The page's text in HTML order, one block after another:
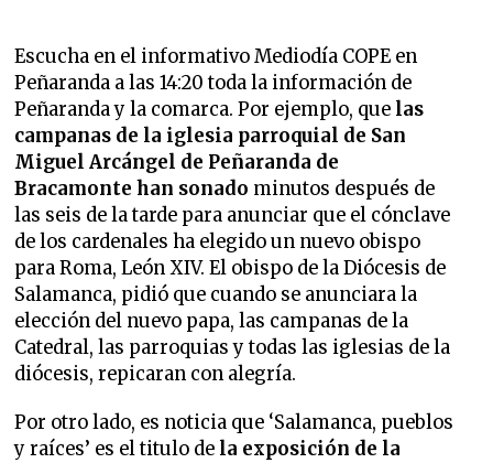
Escucha en el informativo Mediodía COPE en
Peñaranda a las 14:20 toda la información de
Peñaranda y la comarca. Por ejemplo, que las
campanas de la iglesia parroquial de San
Miguel Arcángel de Peñaranda de
Bracamonte han sonado minutos después de
las seis de la tarde para anunciar que el cónclave
de los cardenales ha elegido un nuevo obispo
para Roma, León XIV. El obispo de la Diócesis de
Salamanca, pidió que cuando se anunciara la
elección del nuevo papa, las campanas de la
Catedral, las parroquias y todas las iglesias de la
diócesis, repicaran con alegría.
Por otro lado, es noticia que ‘Salamanca, pueblos
y raíces’ es el titulo de la exposición de la